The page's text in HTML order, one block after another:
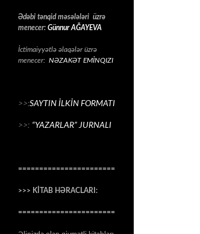
Ədəbi tənqid məsələləri üzrə
menecer: Günnur AĞAYEVA
İctimaiyyətlə əlaqələr üzrə
menecer: NƏZAKƏT EMİNQIZI
>>:SAYTIN İLKİN FORMATI
>>: “YAZARLAR” JURNALI
=======================
>>> KİTAB HƏRACLARI:
=======================